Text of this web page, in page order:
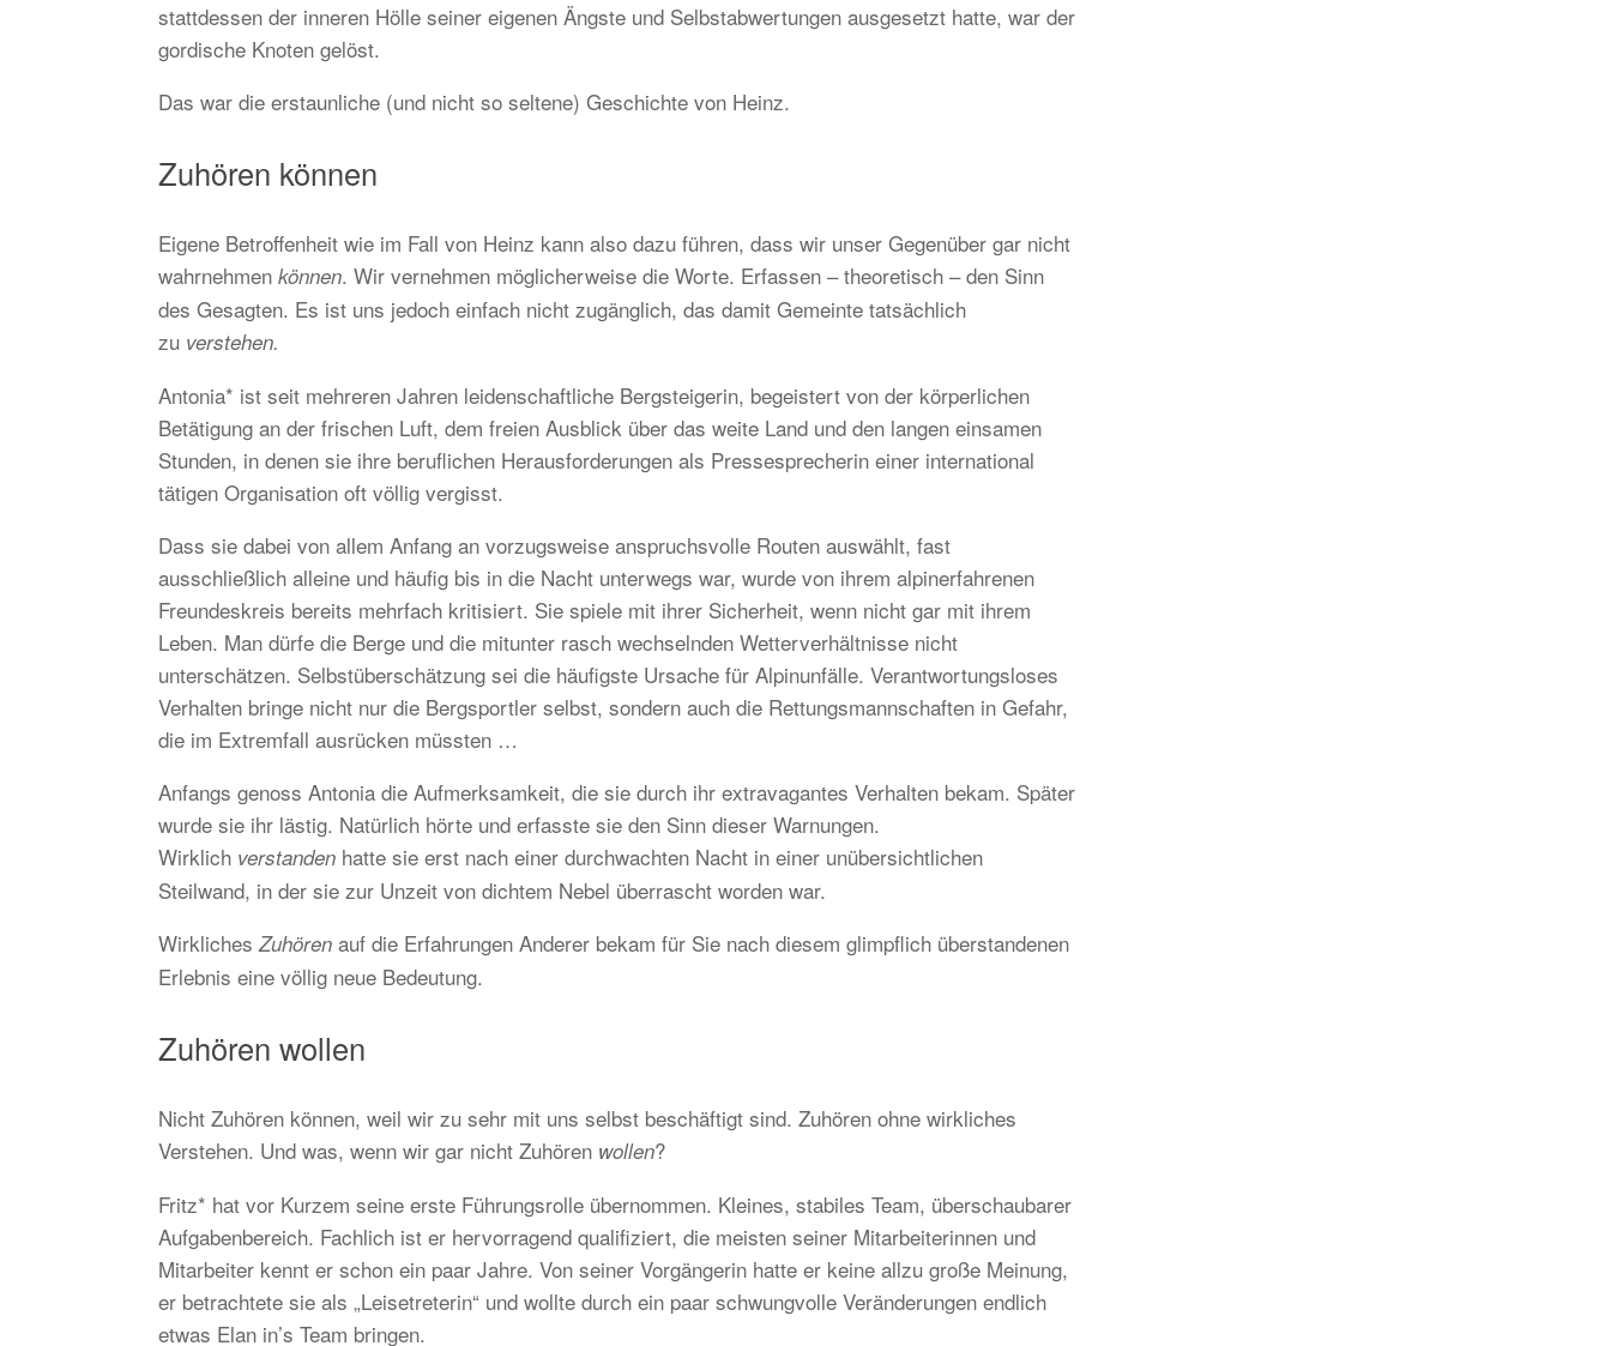
stattdessen der inneren Hölle seiner eigenen Ängste und Selbstabwertungen ausgesetzt hatte, war der
gordische Knoten gelöst.
Das war die erstaunliche (und nicht so seltene) Geschichte von Heinz.
Zuhören können
Eigene Betroffenheit wie im Fall von Heinz kann also dazu führen, dass wir unser Gegenüber gar nicht
wahrnehmen können. Wir vernehmen möglicherweise die Worte. Erfassen – theoretisch – den Sinn
des Gesagten. Es ist uns jedoch einfach nicht zugänglich, das damit Gemeinte tatsächlich
zu verstehen.
Antonia* ist seit mehreren Jahren leidenschaftliche Bergsteigerin, begeistert von der körperlichen
Betätigung an der frischen Luft, dem freien Ausblick über das weite Land und den langen einsamen
Stunden, in denen sie ihre beruflichen Herausforderungen als Pressesprecherin einer international
tätigen Organisation oft völlig vergisst.
Dass sie dabei von allem Anfang an vorzugsweise anspruchsvolle Routen auswählt, fast
ausschließlich alleine und häufig bis in die Nacht unterwegs war, wurde von ihrem alpinerfahrenen
Freundeskreis bereits mehrfach kritisiert. Sie spiele mit ihrer Sicherheit, wenn nicht gar mit ihrem
Leben. Man dürfe die Berge und die mitunter rasch wechselnden Wetterverhältnisse nicht
unterschätzen. Selbstüberschätzung sei die häufigste Ursache für Alpinunfälle. Verantwortungsloses
Verhalten bringe nicht nur die Bergsportler selbst, sondern auch die Rettungsmannschaften in Gefahr,
die im Extremfall ausrücken müssten …
Anfangs genoss Antonia die Aufmerksamkeit, die sie durch ihr extravagantes Verhalten bekam. Später
wurde sie ihr lästig. Natürlich hörte und erfasste sie den Sinn dieser Warnungen.
Wirklich verstanden hatte sie erst nach einer durchwachten Nacht in einer unübersichtlichen
Steilwand, in der sie zur Unzeit von dichtem Nebel überrascht worden war.
WirklichesZuhören auf die Erfahrungen Anderer bekam für Sie nach diesem glimpflich überstandenen
Erlebnis eine völlig neue Bedeutung.
Zuhören wollen
Nicht Zuhören können, weil wir zu sehr mit uns selbst beschäftigt sind. Zuhören ohne wirkliches
Verstehen. Und was, wenn wir gar nicht Zuhören wollen?
Fritz* hat vor Kurzem seine erste Führungsrolle übernommen. Kleines, stabiles Team, überschaubarer
Aufgabenbereich. Fachlich ist er hervorragend qualifiziert, die meisten seiner Mitarbeiterinnen und
Mitarbeiter kennt er schon ein paar Jahre. Von seiner Vorgängerin hatte er keine allzu große Meinung,
er betrachtete sie als „Leisetreterin“ und wollte durch ein paar schwungvolle Veränderungen endlich
etwas Elan in’s Team bringen.